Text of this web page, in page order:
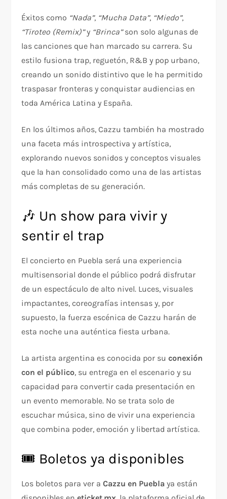
Éxitos como “Nada”, “Mucha Data”, “Miedo”,
“Tiroteo (Remix)”y “Brinca”son solo algunas de
las canciones que han marcado su carrera. Su
estilo fusiona trap, reguetón, R&B y pop urbano,
creando un sonido distintivo que le ha permitido
traspasar fronteras y conquistar audiencias en
toda América Latina y España.
En los últimos años, Cazzu también ha mostrado
una faceta más introspectiva y artística,
explorando nuevos sonidos y conceptos visuales
que la han consolidado como una de las artistas
más completas de su generación.
🎶 Un show para vivir y
sentir el trap
El concierto en Puebla será una experiencia
multisensorial donde el público podrá disfrutar
de un espectáculo de alto nivel. Luces, visuales
impactantes, coreografías intensas y, por
supuesto, la fuerza escénica de Cazzu harán de
esta noche una auténtica fiesta urbana.
La artista argentina es conocida por suconexión
con el público, su entrega en el escenario y su
capacidad para convertir cada presentación en
un evento memorable. No se trata solo de
escuchar música, sino de vivir una experiencia
que combina poder, emoción y libertad artística.
🎟️ Boletos ya disponibles
Los boletos para ver aCazzu en Puebla ya están